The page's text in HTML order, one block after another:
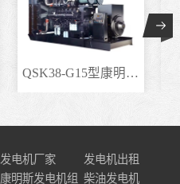
QSK38-G15型康明斯柴..
发电机厂家
发电机出租
康明斯发电机组 柴油发电机